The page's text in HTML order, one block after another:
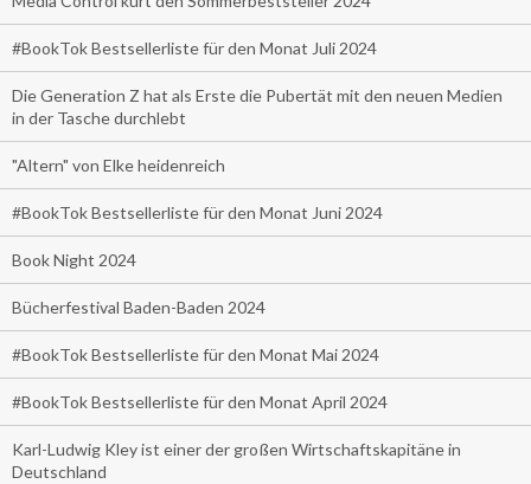
#BookTok Bestsellerliste für den Monat Juli 2024
Die Generation Z hat als Erste die Pubertät mit den neuen Medien
in der Tasche durchlebt
"Altern" von Elke heidenreich
#BookTok Bestsellerliste für den Monat Juni 2024
Book Night 2024
Bücherfestival Baden-Baden 2024
#BookTok Bestsellerliste für den Monat Mai 2024
#BookTok Bestsellerliste für den Monat April 2024
Karl-Ludwig Kley ist einer der großen Wirtschaftskapitäne in
Deutschland